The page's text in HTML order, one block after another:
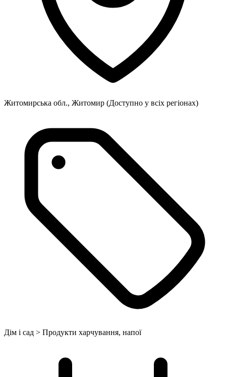
Житомирська обл., Житомир (Доступно у всіх регіонах)
Дім і сад > Продукти харчування, напої